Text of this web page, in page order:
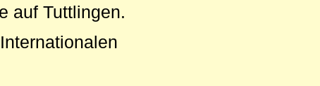
auf Tuttlingen.